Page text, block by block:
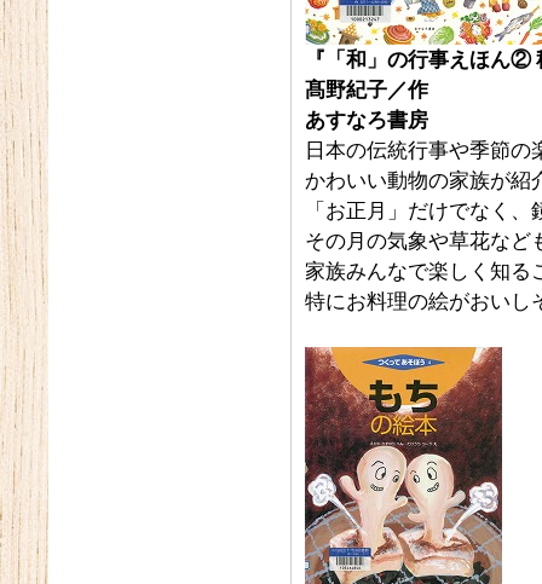
『「和」の行事えほん②
髙野紀子／作
あすなろ書房
日本の伝統行事や季節の
かわいい動物の家族が紹
「お正月」だけでなく
その月の気象や草花など
家族みんなで楽しく知る
特にお料理の絵がおいし